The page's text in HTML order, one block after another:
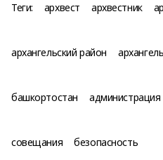
Теги: архвест архвестник
архангельский район
башкортостан
совещания безопасность